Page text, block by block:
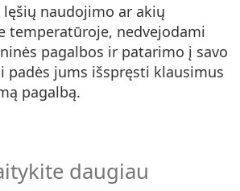
lęšių naudojimo ar akių
temperatūroje, nedvejodami
pagalbos ir patarimo į savo
padės jums išspręsti klausimus
pagalbą.
daugiau